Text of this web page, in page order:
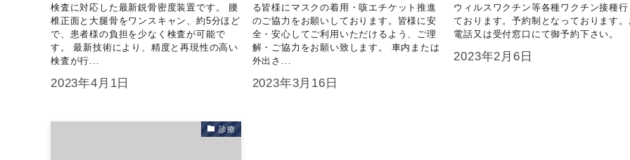
検査に対応した最新鋭骨密度装置です。 腰
椎正面と大腿骨をワンスキャン、約5分ほど
で、患者様の負担を少なく検査が可能で
す。 最新技術により、精度と再現性の高い
検査が行...
2023年4月1日
る皆様にマスクの着用・咳エチケット推進
のご協力をお願いしております。皆様に安
全・安心してご利用いただけるよう、ご理
解・ご協力をお願い致します。 車内または
外出さ...
2023年3月16日
ウィルスワクチン等各種ワクチン接種行
ております。予約制となっております。
電話又は受付窓口にて御予約下さい。
2023年2月6日
診療